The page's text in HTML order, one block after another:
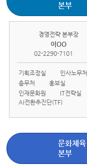
본부
경영전략 본부장
이OO
02-2290-7101
기획조정실
인사노무처
총무처
홍보실
인재문화원
IT전략실
AI전환추진단(TF)
문화체육
본부